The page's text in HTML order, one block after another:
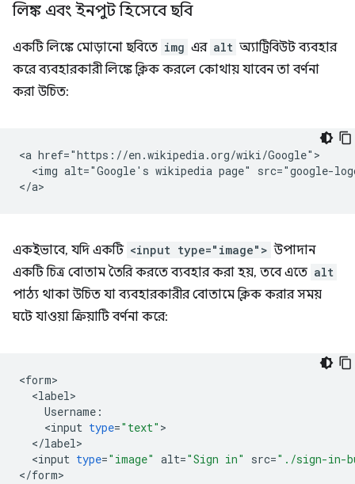
লিঙ্ক এবং ইনপুট হিসেবে ছবি
একটি লিঙ্কে মোড়ানো ছবিতে img এর alt অ্যাট্রিবিউট ব্যবহার
করে ব্যবহারকারী লিঙ্কে ক্লিক করলে কোথায় যাবেন তা বর্ণনা
করা উচিত:
<a href="https://en.wikipedia.org/wiki/Google">
<img alt="Google's wikipedia page" src="google-
একইভাবে, যদি একটি <input type="image"> উপাদান
একটি চিত্র বোতাম তৈরি করতে ব্যবহার করা হয়, তবে এতে alt
পাঠ্য থাকা উচিত যা ব্যবহারকারীর বোতামে ক্লিক করার সময়
ঘটে যাওয়া ক্রিয়াটি বর্ণনা করে:
<form
<label
Username :
<input type="text"
</label
<input type="image" alt="Sign in" src="./sign-in-
</form